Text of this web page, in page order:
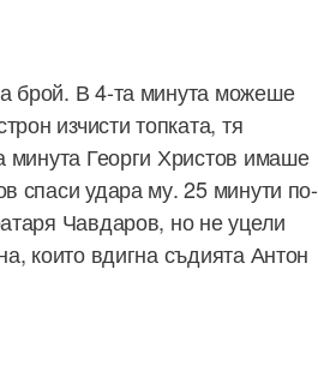
брой. В 4-та минута можеше
изчисти топката, тя
Георги Христов имаше
спаси удара му. 25 минути по-
Чавдаров, но не уцели
които вдигна съдията Антон